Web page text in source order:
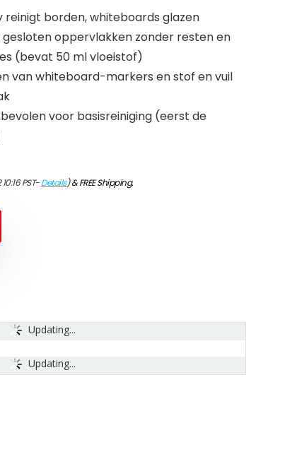
reinigt borden, whiteboards glazen
oppervlakken zonder resten en
(bevat 50 ml vloeistof)
van whiteboard-markers en stof en vuil
voor basisreiniging (eerst de
PST-Details)&FREE Shipping.
Updating...
Updating...